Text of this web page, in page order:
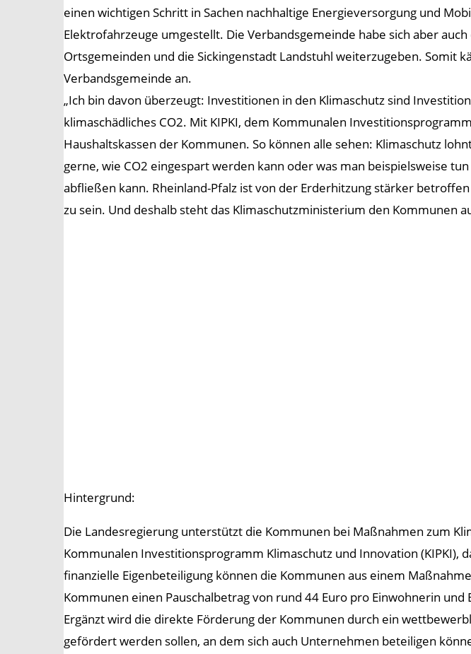
einen wichtigen Schritt in Sachen nachhaltige Energieversorgung und
Elektrofahrzeuge umgestellt. Die Verbandsgemeinde habe sich aber
Ortsgemeinden und die Sickingenstadt Landstuhl weiterzugeben. Somit
Verbandsgemeinde an.
„Ich bin davon überzeugt: Investitionen in den Klimaschutz sind
klimaschädliches CO2. Mit KIPKI, dem Kommunalen
Haushaltskassen der Kommunen. So können alle sehen: Klimaschutz
gerne, wie CO2 eingespart werden kann oder was man beispielsweise
abfließen kann. Rheinland-Pfalz ist von der Erderhitzung stärker
zu sein. Und deshalb steht das Klimaschutzministerium den Kommunen
Hintergrund:
Die Landesregierung unterstützt die Kommunen bei Maßnahmen zum
Kommunalen Investitionsprogramm Klimaschutz und Innovation (KIPKI),
finanzielle Eigenbeteiligung können die Kommunen aus einem
Kommunen einen Pauschalbetrag von rund 44 Euro pro Einwohnerin und
Ergänzt wird die direkte Förderung der Kommunen durch ein
gefördert werden sollen, an dem sich auch Unternehmen beteiligen